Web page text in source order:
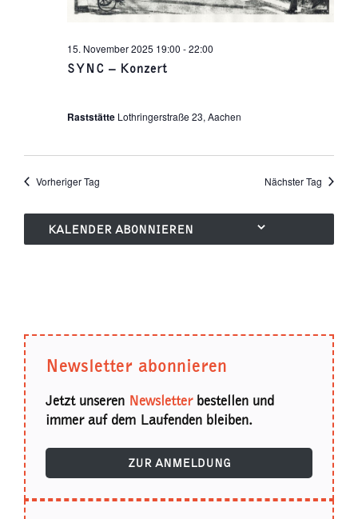
15. November 2025 19:00 -22:00
SYNC – Konzert
Raststätte Lothringerstraße 23, Aachen
Vorheriger Tag Nächster Tag
KALENDER ABONNIEREN
Newsletter abonnieren
Jetzt unseren Newsletterbestellen und
immer auf dem Laufenden bleiben.
ZUR ANMELDUNG